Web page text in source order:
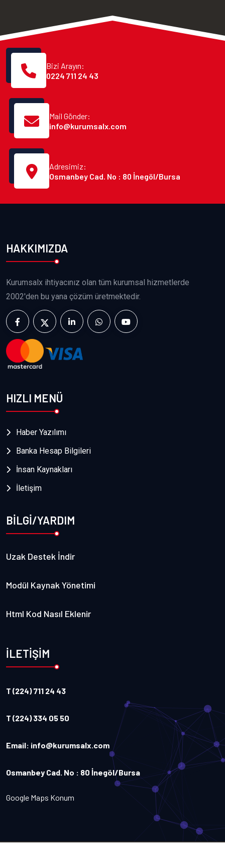
Bizi Arayın:
0224 711 24 43
Mail Gönder:
info@kurumsalx.com
Adresimiz:
Osmanbey Cad. No : 80 İnegöl/Bursa
HAKKIMIZDA
Kurumsalx ihtiyacınız olan tüm kurumsal hizmetlerde
2002'den bu yana çözüm üretmektedir.
HIZLI MENÜ
Haber Yazılımı
Banka Hesap Bilgileri
İnsan Kaynakları
İletişim
BİLGİ/YARDIM
Uzak Destek İndir
Modül Kaynak Yönetimi
Html Kod Nasıl Eklenir
İLETİŞİM
T (224) 711 24 43
T (224) 334 05 50
Email: info@kurumsalx.com
Osmanbey Cad. No : 80 İnegöl/Bursa
Google Maps Konum